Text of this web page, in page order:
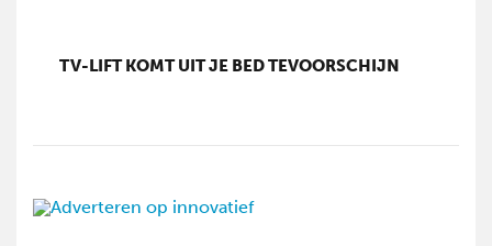
TV-LIFT KOMT UIT JE BED TEVOORSCHIJN